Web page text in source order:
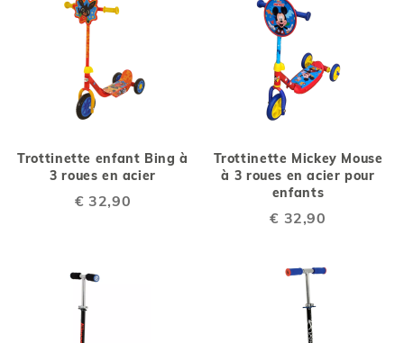
Trottinette enfant Bing à
3 roues en acier
€ 32,90
Trottinette Mickey Mouse
à 3 roues en acier pour
enfants
€ 32,90